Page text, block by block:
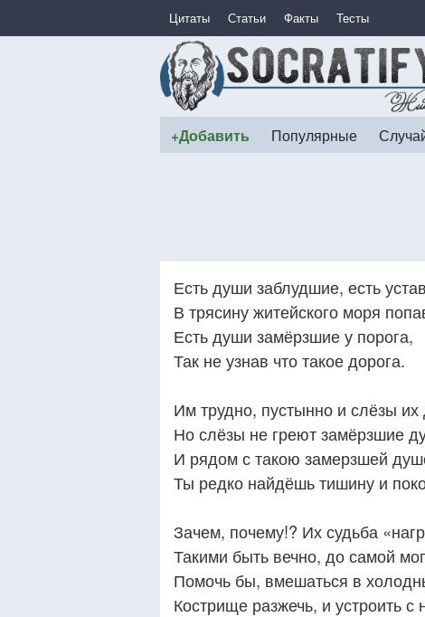
Цитаты Статьи Факты Тесты
+Добавить Популярные
Есть души заблудшие, есть
В трясину житейского моря
Есть души замёрзшие у порога,
Так не узнав что такое дорога.
Им трудно, пустынно и слёзы их
Но слёзы не греют замёрзшие
И рядом с такою замерзшей
Ты редко найдёшь тишину и
Зачем, почему!? Их судьба
Такими быть вечно, до самой
Помочь бы, вмешаться в
Кострище разжечь, и устроить с